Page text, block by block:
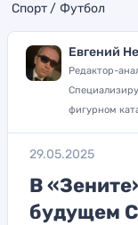
Спорт Футбол
Евгений
Редактор-
фигурном
29.05.2025
В
будущем